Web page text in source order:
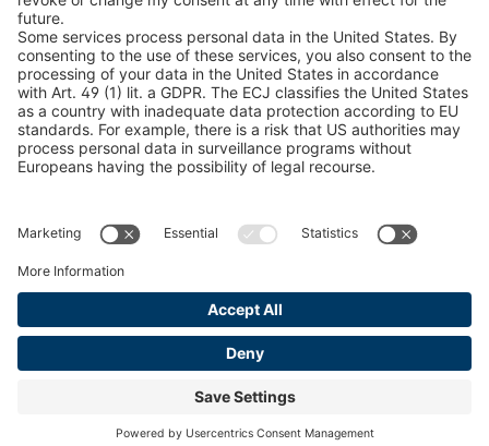
OIKEUDELLISTA TIETOA
Sertifikaatit
Content Bill -sopimus
Ehdot ja edellytykset
Tietosuojaseloste
© 2026 pewag International GmbH